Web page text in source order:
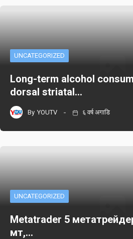
UNCATEGORIZED
Long-term alcohol
dorsal striatal…
By YOUTV ६ वर्ष अगाडि
UNCATEGORIZED
Metatrader 5
мт,…